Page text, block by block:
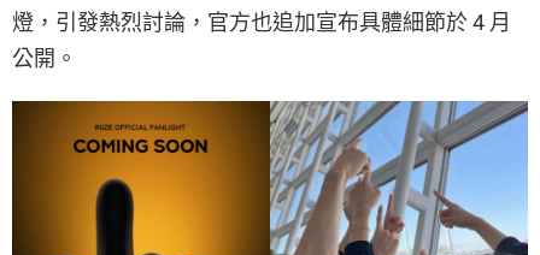
燈，引發熱烈討論，官方也追加宣布具體細節於 4 月
公開。